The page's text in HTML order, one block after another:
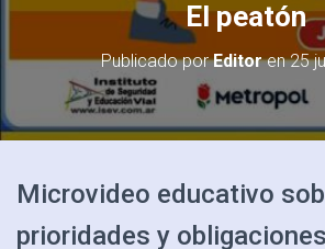
El peatón
Publicado porEditoren25
Microvideo educativo
prioridades y